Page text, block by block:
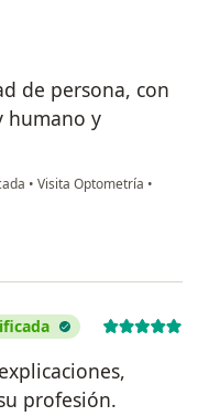
de persona, con
humano y
• Visita Optometría •
Sepulveda
profesión.